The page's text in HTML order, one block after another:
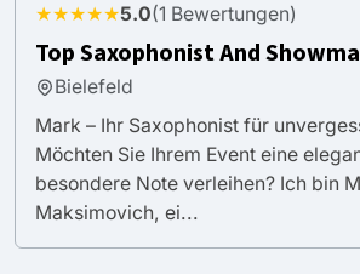
★★★★★5.0(1 Bewertungen)
Top Saxophonist And
Bielefeld
Mark – Ihr Saxophonist für
Möchten Sie Ihrem Event eine
besondere Note verleihen? Ich bin
Maksimovich, ei...